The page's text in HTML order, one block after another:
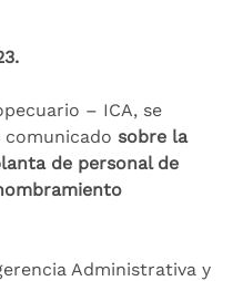
– ICA, se
sobre la
de personal de
Administrativa y